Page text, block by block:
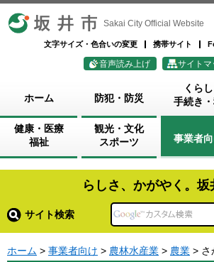
坂井市 Sakai City Official Website
文字サイズ・色合いの変更 携帯サイト
音声読み上げ サイトマ
ホーム 防犯・防災
くらし
手続き
健康・医療
福祉
観光・文化
スポーツ
事業者
らしさ、かがやく。坂
サイト検索
ホーム > 事業者向け > 農林水産業 > 農業 > さ